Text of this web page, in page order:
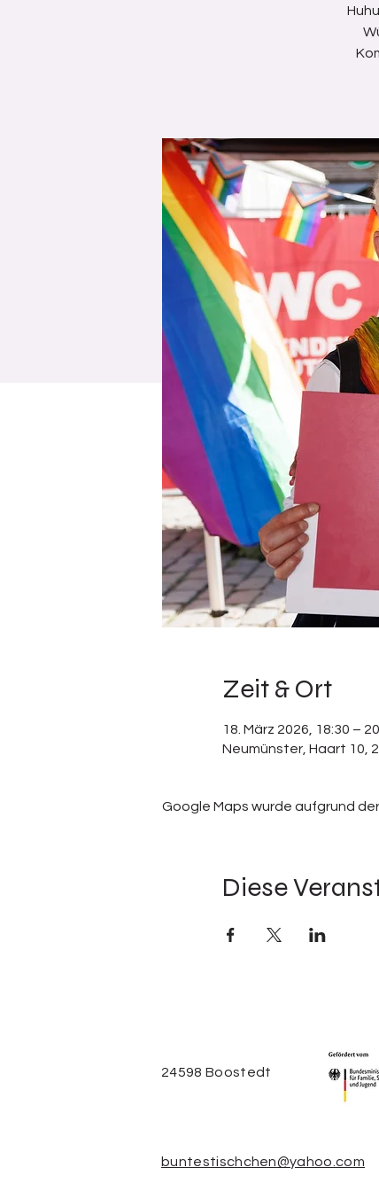
Zeit & Ort
18. März 2026, 18:30 –
Neumünster, Haart 10,
Google Maps wurde aufgrund
Diese
24598 Boostedt
buntestischchen@yahoo.com